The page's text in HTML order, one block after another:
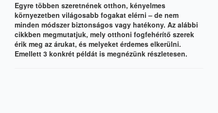
Egyre többen szeretnének otthon, kényelmes
környezetben világosabb fogakat elérni – de nem
minden módszer biztonságos vagy hatékony. Az alábbi
cikkben megmutatjuk, mely otthoni fogfehérítő szerek
érik meg az árukat, és melyeket érdemes elkerülni.
Emellett 3 konkrét példát is megnézünk részletesen.